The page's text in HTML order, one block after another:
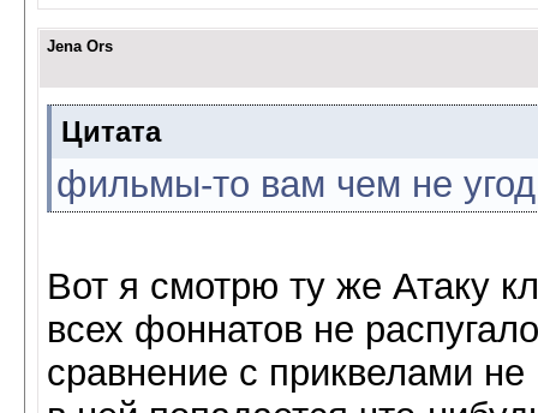
Jena Ors
Цитата
фильмы-то вам чем не
Вот я смотрю ту же Атаку
всех фоннатов не
сравнение с приквелами